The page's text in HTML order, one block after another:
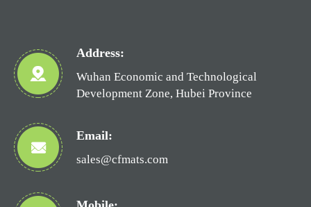
Address:
Wuhan Economic and Technological
Development Zone, Hubei Province
Email:
sales@cfmats.com